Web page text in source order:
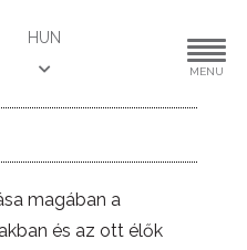
HUN
MENU
magában a
és az ott élők